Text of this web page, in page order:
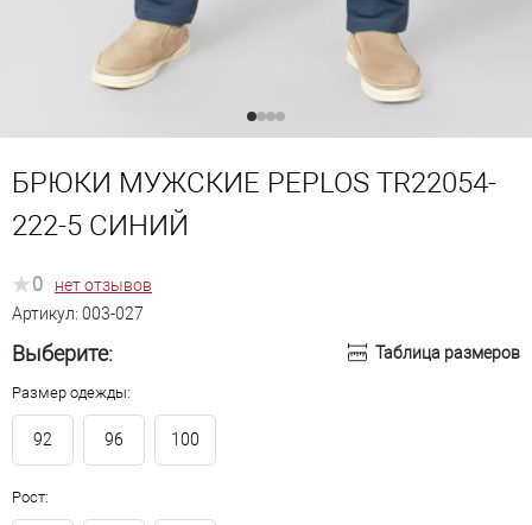
БРЮКИ МУЖСКИЕ PEPLOS TR22054-
222-5 СИНИЙ
0
нет отзывов
Артикул: 003-027
Выберите: Таблица размеров
Размер одежды:
92 96 100
Рост: